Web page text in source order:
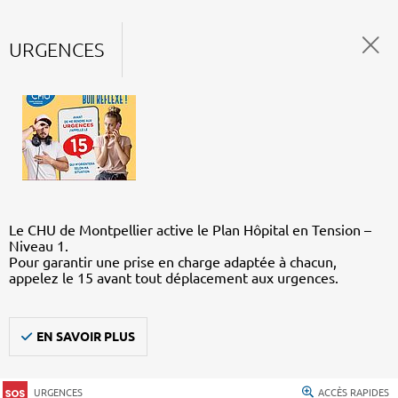
URGENCES
Le CHU de Montpellier active le Plan Hôpital en Tension –
Niveau 1.
Pour garantir une prise en charge adaptée à chacun,
appelez le 15 avant tout déplacement aux urgences.
EN SAVOIR PLUS
URGENCES ACCÈS RAPIDES